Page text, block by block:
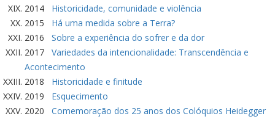
2014 Historicidade, comunidade e violência
2015 Há uma medida sobre a Terra?
2016 Sobre a experiência do sofrer e da dor
2017 Variedades da intencionalidade: Transcendência e
Acontecimento
2018 Historicidade e finitude
2019 Esquecimento
2020 Comemoração dos 25 anos dos Colóquios Heidegger